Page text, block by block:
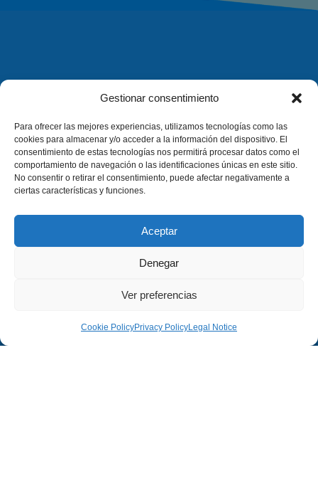
Gestionar consentimiento
Para ofrecer las mejores experiencias, utilizamos tecnologías como las
cookies para almacenar y/o acceder a la información del dispositivo. El
consentimiento de estas tecnologías nos permitirá procesar datos como el
comportamiento de navegación o las identificaciones únicas en este sitio.
No consentir o retirar el consentimiento, puede afectar negativamente a
ciertas características y funciones.
Aceptar
Denegar
Ver preferencias
Cookie PolicyPrivacy PolicyLegal Notice